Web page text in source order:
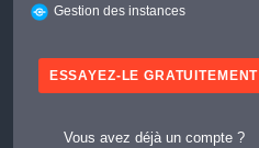
Gestion des instances
ESSAYEZ-LE GRATUITEMENT
Vous avez déjà un compte ?